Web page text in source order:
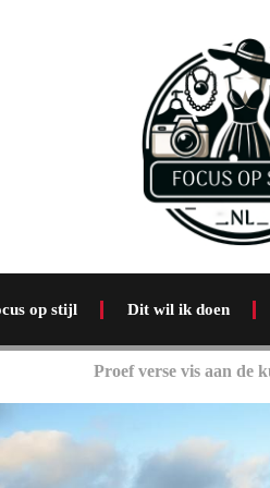
op stijl Dit wil ik doen
Proef verse vis aan de